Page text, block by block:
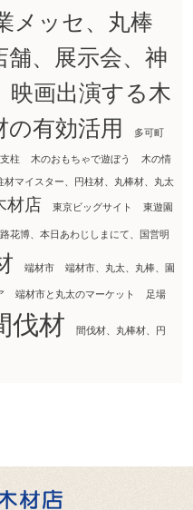
メッセ、丸棒
舗、展示会、神
映画出演する木
の有効活用
多可町
支柱 木のおもちゃで遊ぼう 木の情
マイスター、円柱材、丸棒材、丸太
材店 東京ビッグサイト 東遊園
花博、本日あわじしまにて、国営明
端材市 端材市、丸太、丸棒、園
端材市と丸太のマーケット 足場
伐材 間伐材、丸棒材、円